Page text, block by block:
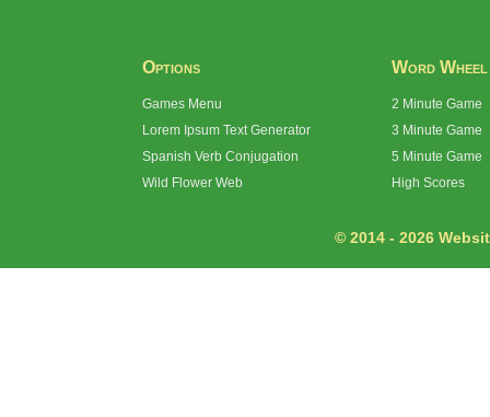
Options
Games Menu
Lorem Ipsum Text Generator
Spanish Verb Conjugation
Wild Flower Web
Word Wheel
2 Minute Game
3 Minute Game
5 Minute Game
High Scores
© 2014 - 2026